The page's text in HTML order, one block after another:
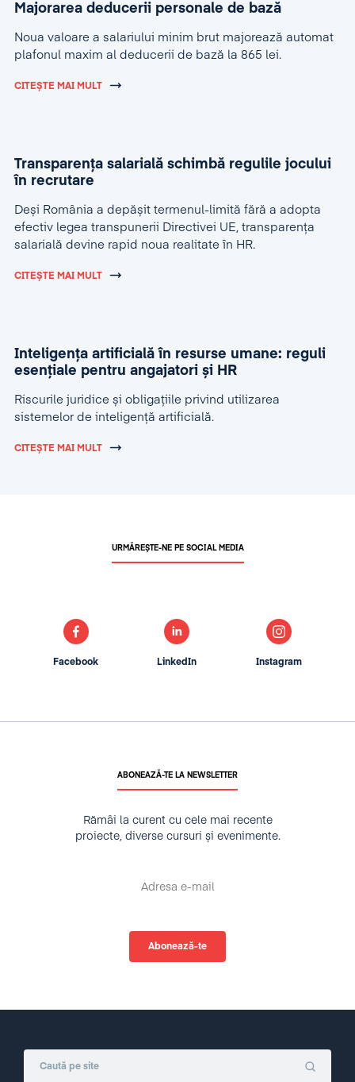
Majorarea deducerii personale de bază
Noua valoare a salariului minim brut majorează automat
plafonul maxim al deducerii de bază la 865 lei.
CITEȘTE MAI MULT
Transparența salarială schimbă regulile jocului
în recrutare
Deși România a depășit termenul-limită fără a adopta
efectiv legea transpunerii Directivei UE, transparența
salarială devine rapid noua realitate în HR.
CITEȘTE MAI MULT
Inteligența artificială în resurse umane: reguli
esențiale pentru angajatori și HR
Riscurile juridice și obligațiile privind utilizarea
sistemelor de inteligență artificială.
CITEȘTE MAI MULT
ABONEAZĂ-TE LA NEWSLETTER
Rămâi la curent cu cele mai recente
proiecte, diverse cursuri și evenimente.
URMĂREȘTE-NE PE SOCIAL MEDIA
Facebook LinkedIn Instagram